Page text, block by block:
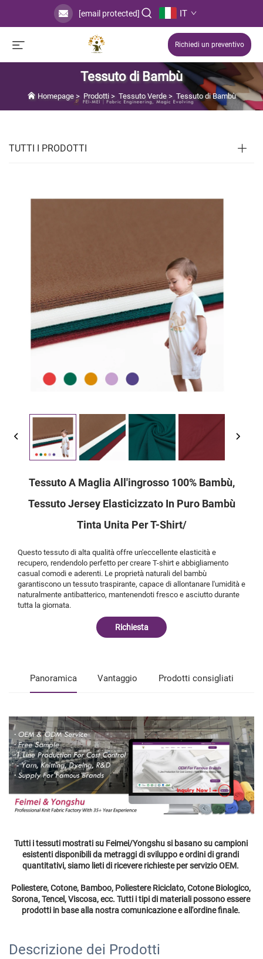
[email protected] IT
Richiedi un preventivo
Tessuto di Bambù
Homepage > Prodotti > Tessuto Verde > Tessuto di Bambù
TUTTI I PRODOTTI
Tessuto A Maglia All'ingrosso 100% Bambù,
Tessuto Jersey Elasticizzato In Puro Bambù
Tinta Unita Per T-Shirt/
Questo tessuto di alta qualità offre un'eccellente elasticità e
recupero, rendendolo perfetto per creare T-shirt e abbigliamento
casual comodi e aderenti. Le proprietà naturali del bambù
garantiscono un tessuto traspirante, capace di allontanare l'umidità e
naturalmente antibatterico, mantenendoti fresco e asciutto durante
tutta la giornata.
Richiesta
Panoramica Vantaggio Prodotti consigliati
Tutti i tessuti mostrati su Feimei/Yongshu si basano su campioni
esistenti disponibili da metraggi di sviluppo e ordini di grandi
quantitativi, siamo lieti di ricevere richieste per servizio OEM.
Poliestere, Cotone, Bamboo, Poliestere Riciclato, Cotone Biologico,
Sorona, Tencel, Viscosa, ecc. Tutti i tipi di materiali possono essere
prodotti in base alla nostra comunicazione e all'ordine finale.
Descrizione dei Prodotti